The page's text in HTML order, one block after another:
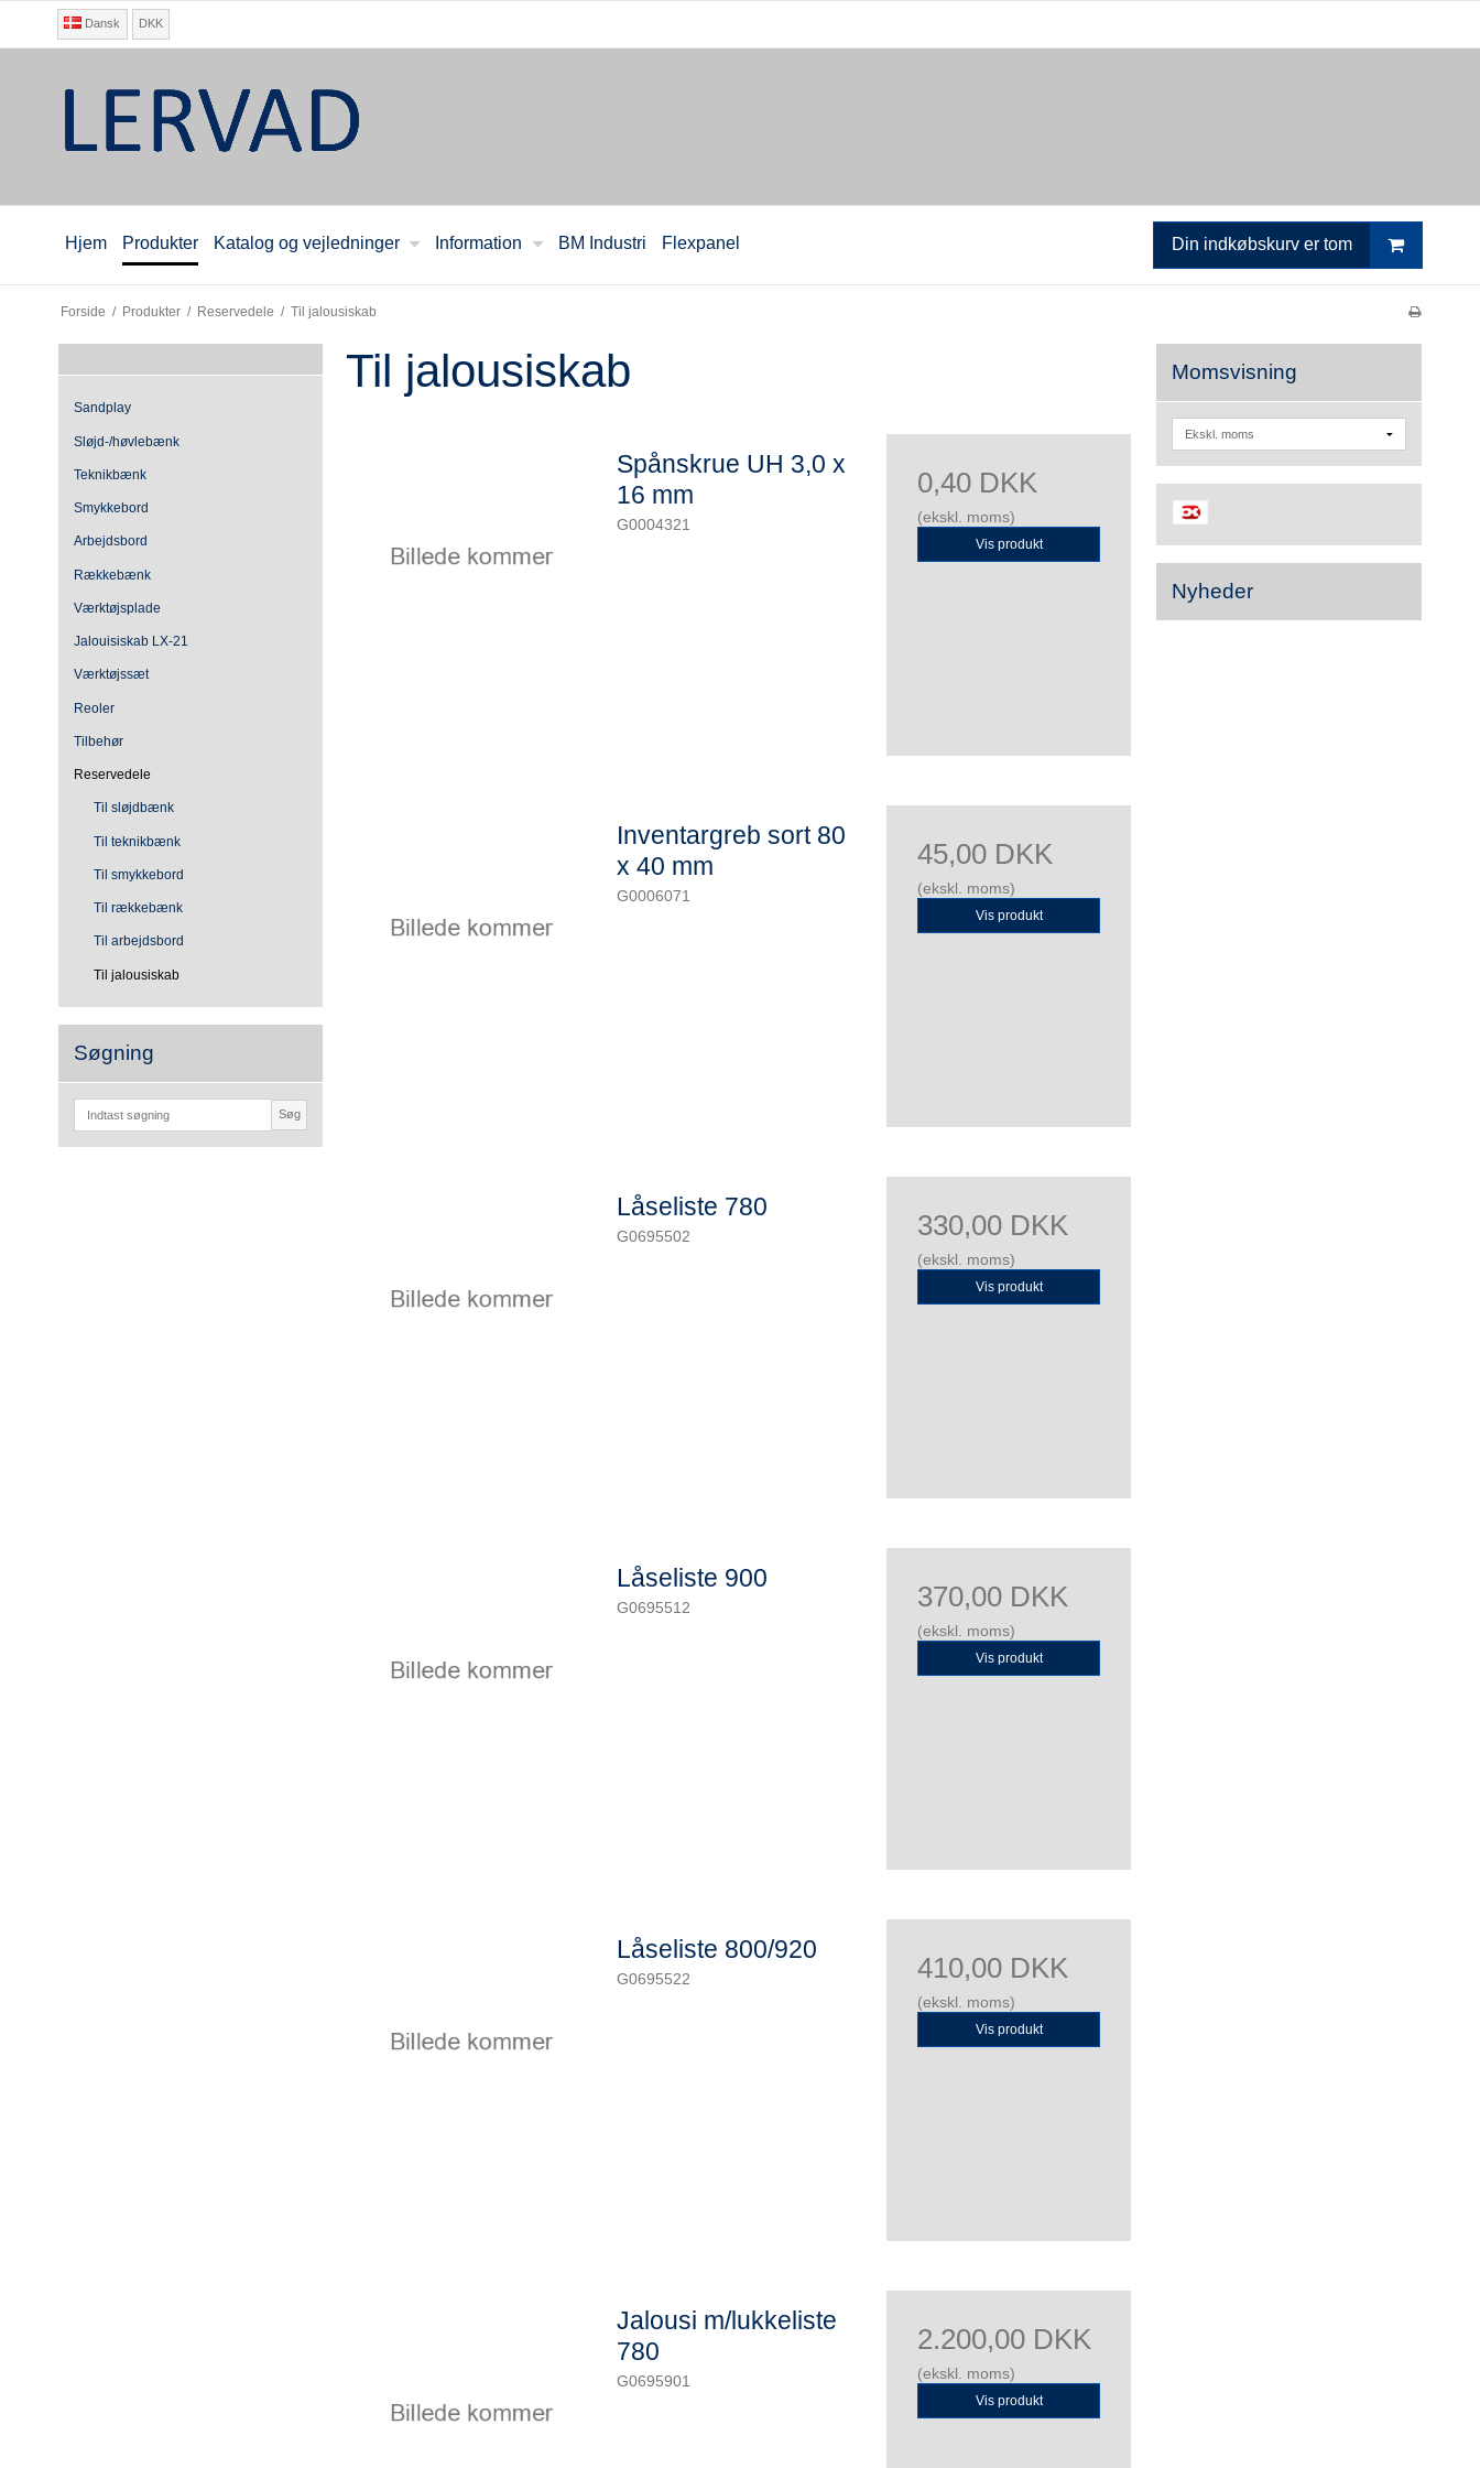
Dansk DKK
Hjem Produkter Katalog og vejledninger Information BM Industri Flexpanel Din indkøbskurv er tom
Forside / Produkter / Reservedele / Til jalousiskab
Sandplay
Sløjd-/høvlebænk
Teknikbænk
Smykkebord
Arbejdsbord
Rækkebænk
Værktøjsplade
Jalouisiskab LX-21
Værktøjssæt
Reoler
Tilbehør
Reservedele
Til sløjdbænk
Til teknikbænk
Til smykkebord
Til rækkebænk
Til arbejdsbord
Til jalousiskab
Søgning
Søg
Til jalousiskab
Spånskrue UH 3,0 x
16 mm
G0004321
0,40 DKK
(ekskl. moms)
Vis produkt
Inventargreb sort 80
x 40 mm
G0006071
45,00 DKK
(ekskl. moms)
Vis produkt
Låseliste 780
G0695502 330,00 DKK
(ekskl. moms)
Vis produkt
Låseliste 900
G0695512 370,00 DKK
(ekskl. moms)
Vis produkt
Låseliste 800/920
G0695522 410,00 DKK
(ekskl. moms)
Vis produkt
Jalousi m/lukkeliste
780
G0695901
2.200,00 DKK
(ekskl. moms)
Vis produkt
Momsvisning
Nyheder